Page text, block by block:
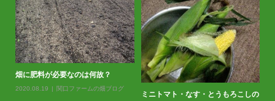
畑に肥料が必要なのは何故？
2020.08.19 関口ファームの畑ブログ
ミニトマト・なす・とうもろこしの